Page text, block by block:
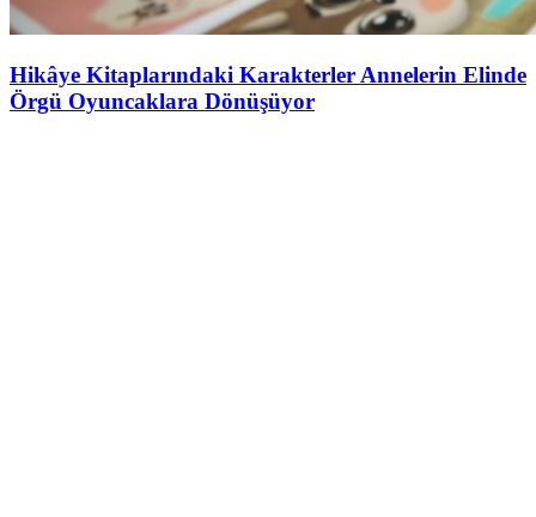
Hikâye Kitaplarındaki Karakterler Annelerin Elinde
Örgü Oyuncaklara Dönüşüyor